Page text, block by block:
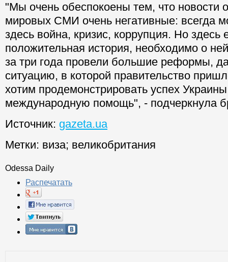
"Мы очень обеспокоены тем, что новости
мировых СМИ очень негативные: всегда
здесь война, кризис, коррупция. Но здесь
положительная история, необходимо о
за три года провели большие реформы,
ситуацию, в которой правительство
хотим продемонстрировать успех
международную помощь", - подчеркнула
Источник: gazeta.ua
Метки: виза; великобритания
Odessa Daily
Распечатать